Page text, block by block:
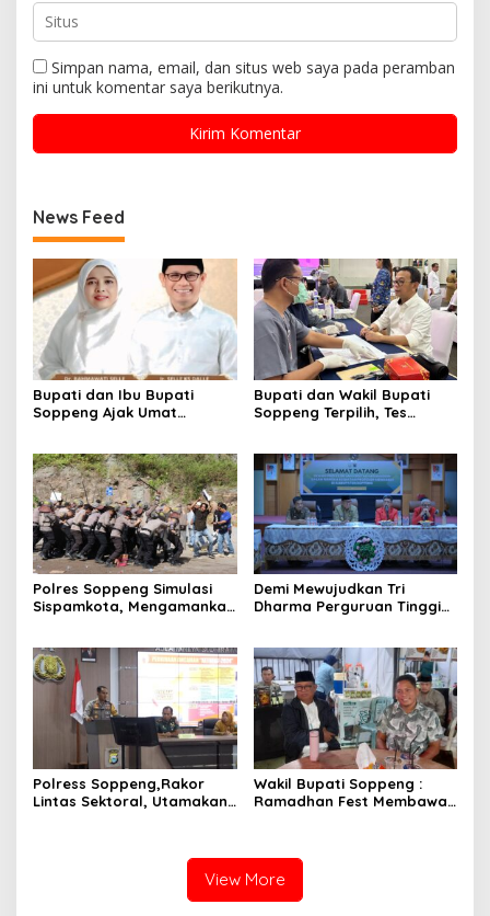
Simpan nama, email, dan situs web saya pada peramban
ini untuk komentar saya berikutnya.
News Feed
Bupati dan Ibu Bupati
Soppeng Ajak Umat
Bupati dan Wakil Bupati
Soppeng Terpilih, Tes
Polres Soppeng Simulasi
Sispamkota, Mengamankan
Demi Mewujudkan Tri
Dharma Perguruan Tinggi
Polress Soppeng,Rakor
Lintas Sektoral, Utamakan
Wakil Bupati Soppeng :
Ramadhan Fest Membawah
View More